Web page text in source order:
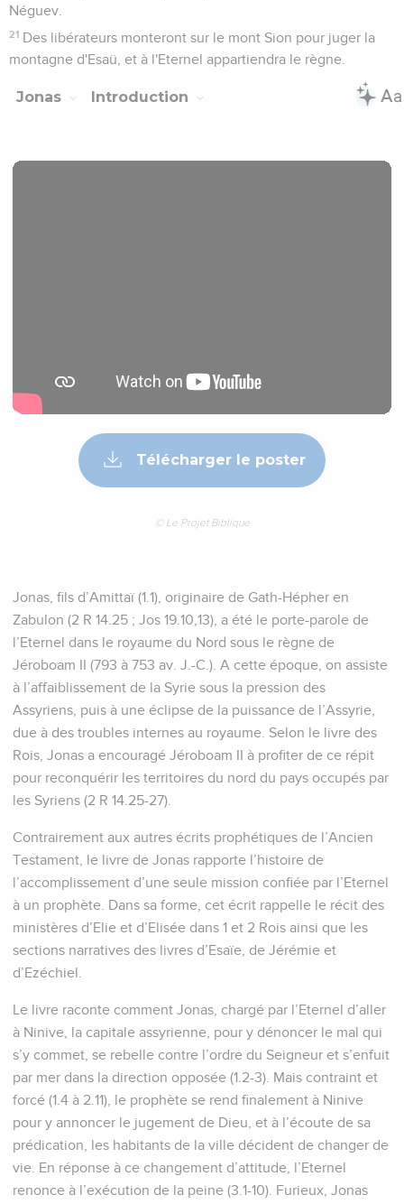
Néguev.
21 Des libérateurs monteront sur le mont Sion pour juger la
montagne d'Esaü, et à l'Eternel appartiendra le règne.
Jonas Introduction
Télécharger le poster
© Le Projet Biblique
Jonas, fils d’Amittaï (1.1), originaire de Gath-Hépher en
Zabulon (2 R 14.25 ; Jos 19.10,13), a été le porte-parole de
l’Eternel dans le royaume du Nord sous le règne de
Jéroboam II (793 à 753 av. J.-C.). A cette époque, on assiste
à l’affaiblissement de la Syrie sous la pression des
Assyriens, puis à une éclipse de la puissance de l’Assyrie,
due à des troubles internes au royaume. Selon le livre des
Rois, Jonas a encouragé Jéroboam II à profiter de ce répit
pour reconquérir les territoires du nord du pays occupés par
les Syriens (2 R 14.25-27).
Contrairement aux autres écrits prophétiques de l’Ancien
Testament, le livre de Jonas rapporte l’histoire de
l’accomplissement d’une seule mission confiée par l’Eternel
à un prophète. Dans sa forme, cet écrit rappelle le récit des
ministères d’Elie et d’Elisée dans 1 et 2 Rois ainsi que les
sections narratives des livres d’Esaïe, de Jérémie et
d’Ezéchiel.
Le livre raconte comment Jonas, chargé par l’Eternel d’aller
à Ninive, la capitale assyrienne, pour y dénoncer le mal qui
s’y commet, se rebelle contre l’ordre du Seigneur et s’enfuit
par mer dans la direction opposée (1.2-3). Mais contraint et
forcé (1.4 à 2.11), le prophète se rend finalement à Ninive
pour y annoncer le jugement de Dieu, et à l’écoute de sa
prédication, les habitants de la ville décident de changer de
vie. En réponse à ce changement d’attitude, l’Eternel
renonce à l’exécution de la peine (3.1-10). Furieux, Jonas